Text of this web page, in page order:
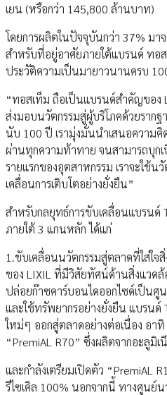
เยน (หรือกว่า 145,800 ล้านบาท)
โดยการผลิตในปัจจุบันกว่า 37% ม
สำหรับที่อยู่อาศัยภายใต้แบรนด์ ทอ
ประวัติความเป็นมายาวนานครบ
“ทอสเท็ม ถือเป็นแบรนด์สำคัญของ
ส่งมอบนวัตกรรมสู่ผู้บริโภคด้วยรา
นับ 100 ปี เรามุ่งมั่นนำเสนอความคิ
ผ่านทุกความท้าทาย จนสามารถบุก
รายแรกของอุตสาหกรรม เราจะใช้
เคลื่อนการเติบโตอย่างยั่งยืน”
สำหรับกลยุทธ์การขับเคลื่อนแบรนด์
ภายใต้ 3 แกนหลัก ได้แก่
1.ขับเคลื่อนนวัตกรรมสู่ตลาดที่ใส่ใจ
ของ LIXIL ที่มีวิสัยทัศน์ด้านสิ่งแวด
ปล่อยก๊าซคาร์บอนไดออกไซด์เป็นศู
และใช้ทรัพยากรอย่างยั่งยืน แบรนด์
ใหม่ๆ ออกสู่ตลาดอย่างต่อเนื่อง อา
“PremiAL R70” ซึ่งผลิตจากอะลูมิเ
และกำลังเตรียมเปิดตัว “PremiAL
รีไซเคิล 100% นอกจากนี้ ทางศูนย์